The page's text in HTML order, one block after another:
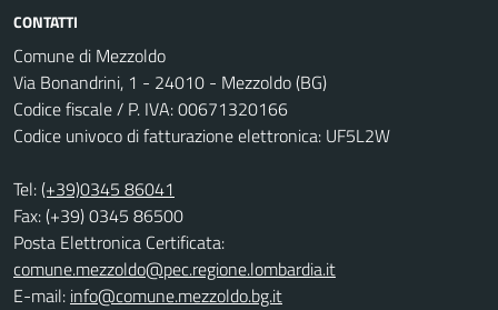
CONTATTI
Comune di Mezzoldo
Via Bonandrini, 1 - 24010 - Mezzoldo (BG)
Codice fiscale / P. IVA: 00671320166
Codice univoco di fatturazione elettronica: UF5L2W
Tel:(+39)0345 86041
Fax: (+39) 0345 86500
Posta Elettronica Certificata:
comune.mezzoldo@pec.regione.lombardia.it
E-mail: info@comune.mezzoldo.bg.it